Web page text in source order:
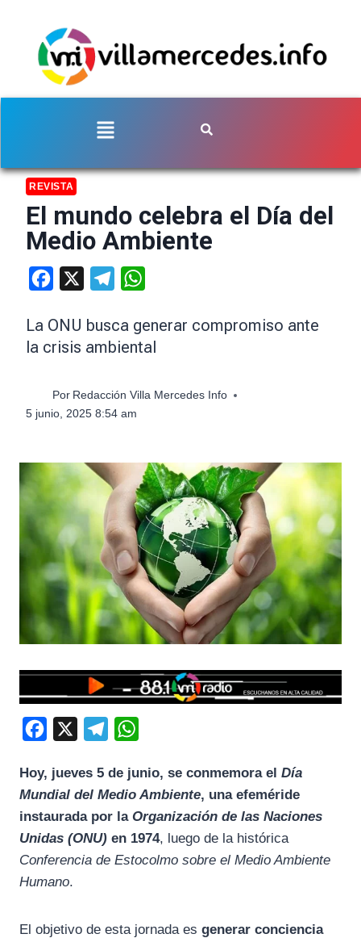
REVISTA
El mundo celebra el Día del
Medio Ambiente
Facebook Telegram
La ONU busca generar compromiso ante
la crisis ambiental
Por Redacción Villa Mercedes Info
5 junio, 2025 8:54 am
c
e
b
l
e
g
a
t
s
Hoy, jueves 5 de junio, se conmemora el Día
Mundial del Medio Ambiente, una efeméride
instaurada por la Organización de las Naciones
Unidas (ONU) en 1974, luego de la histórica
Conferencia de Estocolmo sobre el Medio Ambiente
Humano.
El objetivo de esta jornada es generar conciencia